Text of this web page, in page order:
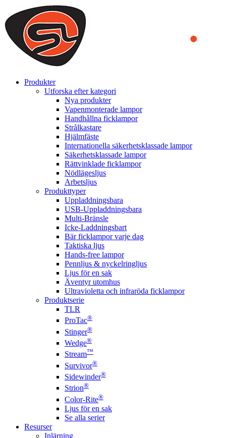
We use cookies to ensure that we provide you the best experience
on our website. By continuing to browse this website, you accept
that cookies are used to help us analyze how the website is used and
to offer you a better experience. To learn more or to find out how
you can disable cookies, you can access our
Produkter
Utforska efter kategori
Nya produkter
Vapenmonterade lampor
Handhållna ficklampor
Strålkastare
Hjälmfäste
Internationella säkerhetsklassade lampor
Säkerhetsklassade lampor
Rättvinklade ficklampor
Nödlägesljus
Arbetsljus
Produkttyper
Uppladdningsbara
USB-Uppladdningsbara
Multi-Bränsle
Icke-Laddningsbart
Bär ficklampor varje dag
Taktiska ljus
Hands-free lampor
Pennljus & nyckelringljus
Ljus för en sak
Äventyr utomhus
Ultravioletta och infraröda ficklampor
Produktserie
TLR
ProTac®
Stinger®
Wedge®
Stream™
Survivor®
Sidewinder®
Strion®
Color-Rite®
Ljus för en sak
Se alla serier
Resurser
Inlärning